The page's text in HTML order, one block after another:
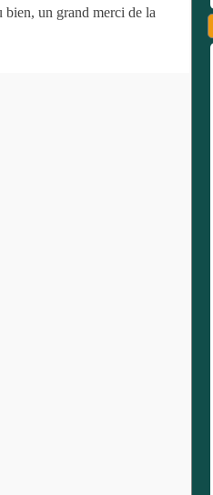
bien, un grand merci de la